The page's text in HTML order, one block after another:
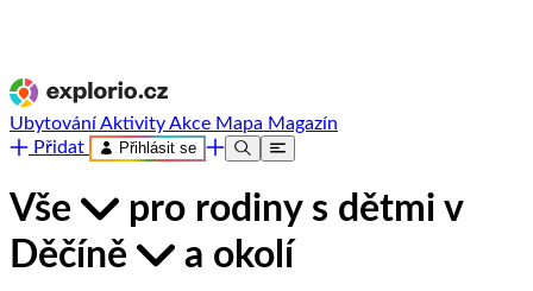
UbytováníAktivityAkce Mapa Magazín
Přidat
Přihlásit se
Vše pro rodiny s dětmi v
Děčíně
a okolí